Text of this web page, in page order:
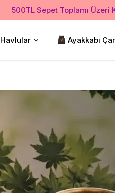
500TL Sepet Toplamı
Havlular Ayakkabı